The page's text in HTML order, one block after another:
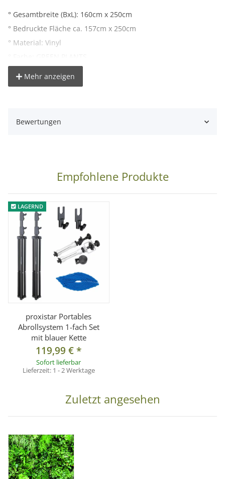
° Gesamtbreite (BxL): 160cm x 250cm
° Bedruckte Fläche ca. 157cm x 250cm
° Material: Vinyl
° Pappkern Innendurchmesser: ca. 54mm
Originalfarbton abweichen
Lieferumfang:
1x Hintergrundkarton 1,6x3m, Farbe: GREEN PLANTS
Mehr anzeigen
Bewertungen
Empfohlene Produkte
LAGERND
proxistar Portables
Abrollsystem 1-fach Set
mit blauer Kette
119,99 €*
Sofort lieferbar
Lieferzeit: 1 - 2 Werktage
Zuletzt angesehen